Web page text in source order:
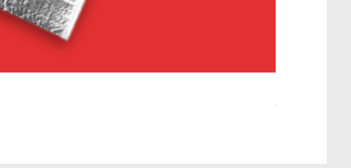
Precio
45,00 €